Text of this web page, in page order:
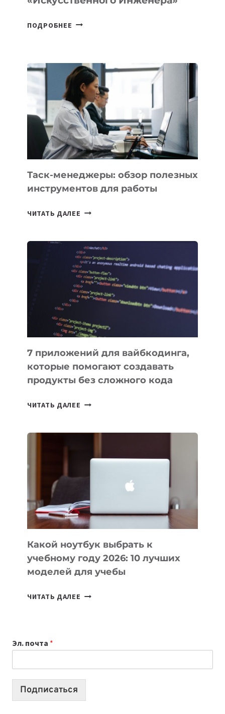
ПОДРОБНЕЕ ДЖЕФФ
PROMETHEUS
ДЛЯ
СОЗДАНИЯ
«ИСКУССТВЕННОГО
ИНЖЕНЕРА»
Таск-менеджеры: обзор полезных
инструментов для работы
ЧИТАТЬ ДАЛЕЕ ТАСК-
ПОЛЕЗНЫХ
ИНСТРУМЕНТОВ
ДЛЯ
РАБОТЫ
7 приложений для вайбкодинга,
которые помогают создавать
продукты без сложного кода
ЧИТАТЬ ДАЛЕЕ
ПОМОГАЮТ
СОЗДАВАТЬ
БЕЗ
СЛОЖНОГО
КОДА
Какой ноутбук выбрать к
учебному году 2026: 10 лучших
моделей для учебы
ЧИТАТЬ ДАЛЕЕ КАКОЙ
2026:
10
Эл. почта *
Подписаться